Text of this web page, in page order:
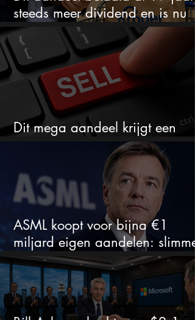
steeds meer dividend en is nu
goedkoop
Dit mega aandeel krijgt een
zeldzaam verkoopadvies
ASML koopt voor bijna €1
miljard eigen aandelen: slimme
zet of dure timing?